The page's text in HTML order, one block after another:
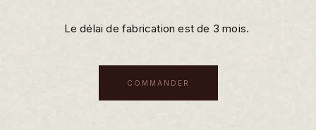
Le délai de fabrication est de 3 mois.
COMMANDER